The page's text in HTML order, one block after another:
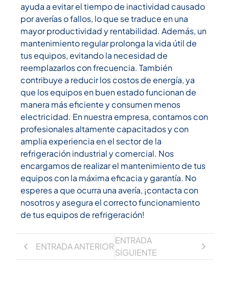
ayuda a evitar el tiempo de inactividad causado
por averías o fallos, lo que se traduce en una
mayor productividad y rentabilidad. Además, un
mantenimiento regular prolonga la vida útil de
tus equipos, evitando la necesidad de
reemplazarlos con frecuencia. También
contribuye a reducir los costos de energía, ya
que los equipos en buen estado funcionan de
manera más eficiente y consumen menos
electricidad. En nuestra empresa, contamos con
profesionales altamente capacitados y con
amplia experiencia en el sector de la
refrigeración industrial y comercial. Nos
encargamos de realizar el mantenimiento de tus
equipos con la máxima eficacia y garantía. No
esperes a que ocurra una avería, ¡contacta con
nosotros y asegura el correcto funcionamiento
de tus equipos de refrigeración!
ENTRADA ANTERIOR
ENTRADA
SIGUIENTE